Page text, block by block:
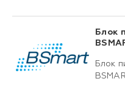
Блок
Блок